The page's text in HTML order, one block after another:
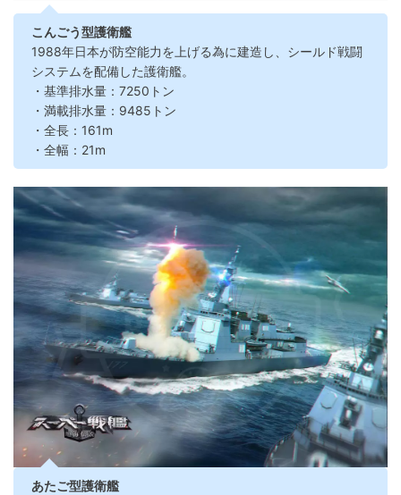
こんごう型護衛艦
1988年日本が防空能力を上げる為に建造し、シールド戦闘
システムを配備した護衛艦。
・基準排水量：7250トン
・満載排水量：9485トン
・全長：161m
・全幅：21m
あたご型護衛艦